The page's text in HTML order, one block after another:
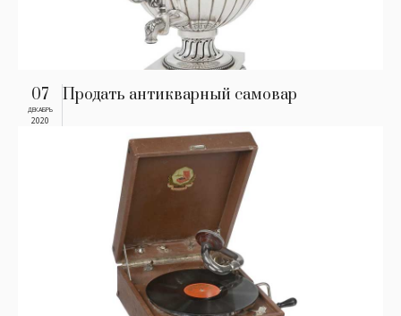
07
ДЕКАБРЬ
2020
Продать антикварный самовар